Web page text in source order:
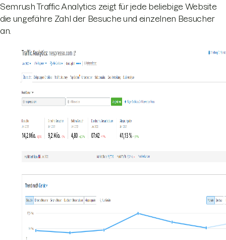
Semrush Traffic Analytics zeigt für jede beliebige Website
die ungefähre Zahl der Besuche und einzelnen Besucher
an.